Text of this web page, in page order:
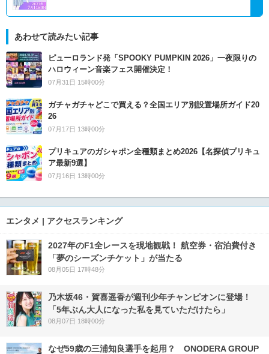
あわせて読みたい記事
ピューロランド発「SPOOKY PUMPKIN 2026」一夜限りの
ハロウィーン音楽フェス開催決定！
07月31日 15時00分
ガチャガチャどこで買える？全国エリア別設置場所ガイド20
26
07月17日 13時00分
プリキュアのガシャポン全種類まとめ2026【名探偵プリキュ
ア最新9選】
07月16日 13時00分
エンタメ | アクセスランキング
2027年のF1全レースを現地観戦！ 航空券・宿泊費付き
「夢のシーズンチケット」が当たる
08月05日 17時48分
乃木坂46・賀喜遥香が週刊少年チャンピオンに登場！
「5年ぶん大人になった私を見ていただけたら」
08月07日 18時00分
なぜ59歳の三浦知良選手を起用？ ONODERA GROUP